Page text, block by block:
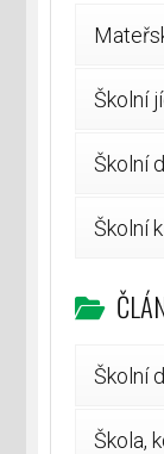
Školní
Školní
Školní
Školní
Škola,